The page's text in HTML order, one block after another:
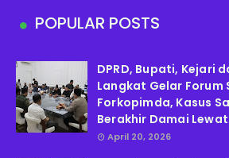
POPULAR POSTS
DPRD, Bupati, Kejari
Langkat Gelar Forum
Forkopimda, Kasus
Berakhir Damai
April 20, 2026